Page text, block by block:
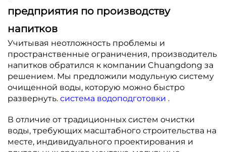
предприятия по производству
напитков
Учитывая неотложность проблемы и
пространственные ограничения, производитель
напитков обратился к компании Chuangdong за
решением. Мы предложили модульную систему
очищенной воды, которую можно быстро
развернуть. система водоподготовки .
В отличие от традиционных систем очистки
воды, требующих масштабного строительства на
месте, индивидуального проектирования и